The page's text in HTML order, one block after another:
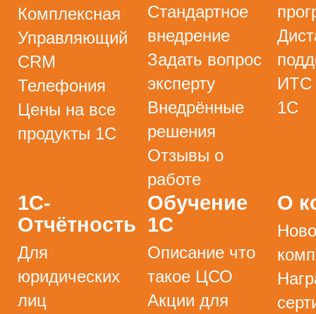
Комплексная
Управляющий
CRM
Телефония
Цены на все
продукты 1С
Стандартное
внедрение
Задать вопрос
эксперту
Внедрённые
решения
Отзывы о
работе
ИТС
1С
1С-
Отчётность
Для
юридических
лиц
Обучение
1С
Описание что
такое ЦСО
Акции для
О